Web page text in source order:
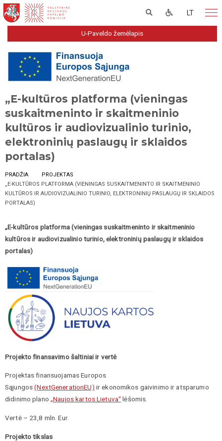
LT
U-Paveldo žemėlapis
„E-kultūros platforma (vieningas
suskaitmeninto ir skaitmeninio
kultūros ir audiovizualinio turinio,
elektroninių paslaugų ir sklaidos
portalas)
PRADŽIA
PROJEKTAS
„E-KULTŪROS PLATFORMA (VIENINGAS SUSKAITMENINTO IR SKAITMENINIO
KULTŪROS IR AUDIOVIZUALINIO TURINIO, ELEKTRONINIŲ PASLAUGŲ IR SKLAIDOS
PORTALAS)
„E-kultūros platforma (vieningas suskaitmeninto ir skaitmeninio
kultūros ir audiovizualinio turinio, elektroninių paslaugų ir sklaidos
portalas)
Projekto finansavimo šaltiniai ir vertė
Projektas finansuojamas Europos
Sąjungos(NextGenerationEU) ir ekonomikos gaivinimo ir atsparumo
didinimo plano„Naujos kartos Lietuva“lėšomis.
Vertė – 23,8 mln. Eur.
Projekto tikslas